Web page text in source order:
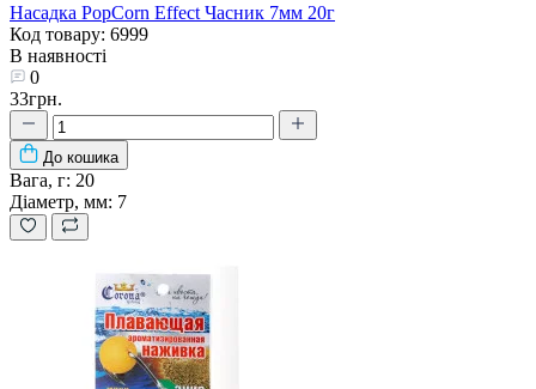
Насадка PopCorn Effect Часник 7мм 20г
Код товару: 6999
В наявності
0
33грн.
До кошика
Вага, г: 20
Діаметр, мм: 7